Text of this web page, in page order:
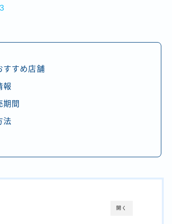
すすめ店舗
報
期間
法
開く